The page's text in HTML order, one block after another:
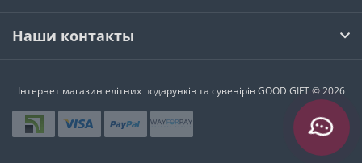
Наши контакты
Інтернет магазин елітних подарунків та сувенірів GOOD GIFT © 2026